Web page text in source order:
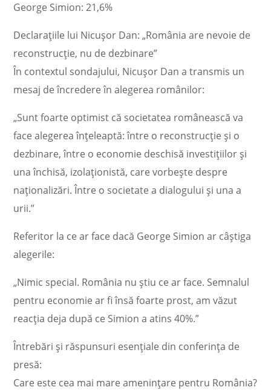
George Simion: 21,6%
Declarațiile lui Nicușor Dan: „România are nevoie de
reconstrucție, nu de dezbinare”
În contextul sondajului, Nicușor Dan a transmis un
mesaj de încredere în alegerea românilor:
„Sunt foarte optimist că societatea românească va
face alegerea înțeleaptă: între o reconstrucție și o
dezbinare, între o economie deschisă investițiilor și
una închisă, izolaționistă, care vorbește despre
naționalizări. Între o societate a dialogului și una a
urii.”
Referitor la ce ar face dacă George Simion ar câștiga
alegerile:
„Nimic special. România nu știu ce ar face. Semnalul
pentru economie ar fi însă foarte prost, am văzut
reacția deja după ce Simion a atins 40%.”
Întrebări și răspunsuri esențiale din conferința de
presă:
Care este cea mai mare amenințare pentru România?